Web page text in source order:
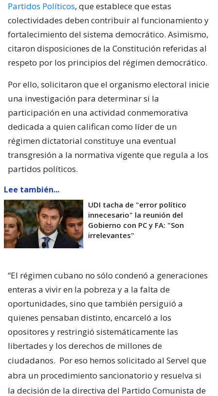
Partidos Políticos, que establece que estas
colectividades deben contribuir al funcionamiento y
fortalecimiento del sistema democrático. Asimismo,
citaron disposiciones de la Constitución referidas al
respeto por los principios del régimen democrático.
Por ello, solicitaron que el organismo electoral inicie
una investigación para determinar si la
participación en una actividad conmemorativa
dedicada a quien califican como líder de un
régimen dictatorial constituye una eventual
transgresión a la normativa vigente que regula a los
partidos políticos.
Lee también...
UDI tacha de "error político
innecesario" la reunión del
Gobierno con PC y FA: "Son
irrelevantes"
“El régimen cubano no sólo condenó a generaciones
enteras a vivir en la pobreza y a la falta de
oportunidades, sino que también persiguió a
quienes pensaban distinto, encarceló a los
opositores y restringió sistemáticamente las
libertades y los derechos de millones de
ciudadanos. Por eso hemos solicitado al Servel que
abra un procedimiento sancionatorio y resuelva si
la decisión de la directiva del Partido Comunista de